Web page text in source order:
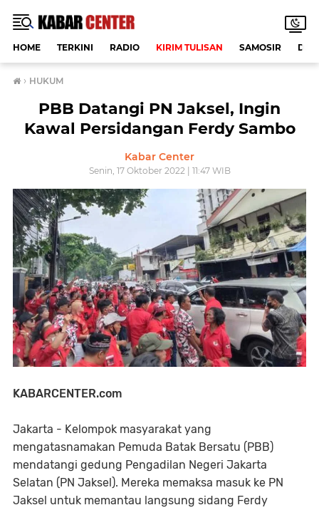
HOME TERKINI RADIO KIRIM TULISAN SAMOSIR
› HUKUM
PBB Datangi PN Jaksel, Ingin
Kawal Persidangan Ferdy Sambo
Kabar Center
Senin, 17 Oktober 2022 | 11:47 WIB
KABARCENTER.com
Jakarta - Kelompok masyarakat yang
mengatasnamakan Pemuda Batak Bersatu (PBB)
mendatangi gedung Pengadilan Negeri Jakarta
Selatan (PN Jaksel). Mereka memaksa masuk ke PN
Jaksel untuk memantau langsung sidang Ferdy